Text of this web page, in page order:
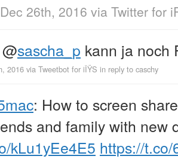
26th, 2016 via Twitter for
@sascha_p kann ja noch
2016 via Tweetbot for iÎŸS in reply to caschy
: How to screen
and family with new
kLu1yEe4E5 https://